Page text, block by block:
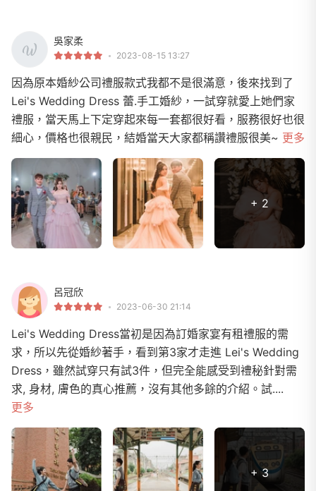
吳家柔
2023-08-15 13:27
因為原本婚紗公司禮服款式我都不是很滿意，後來找到了
Lei's Wedding Dress 蕾.手工婚紗，一試穿就愛上她們家
禮服，當天馬上下定穿起來每一套都很好看，服務很好也很
細心，價格也很親民，結婚當天大家都稱讚禮服很美~ 更多
+ 2
呂冠欣
2023-06-30 21:14
Lei's Wedding Dress當初是因為訂婚家宴有租禮服的需
求，所以先從婚紗著手，看到第3家才走進 Lei's Wedding
Dress，雖然試穿只有試3件，但完全能感受到禮秘針對需
求, 身材, 膚色的真心推薦，沒有其他多餘的介紹。試....
更多
+ 3